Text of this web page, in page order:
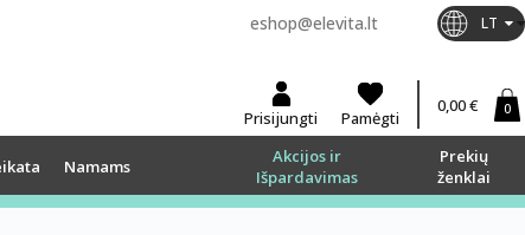
eshop@elevita.lt LT
Prisijungti Pamėgti
0,00 € 0
Namams
Akcijos ir
Išpardavimas
Prekių
ženklai